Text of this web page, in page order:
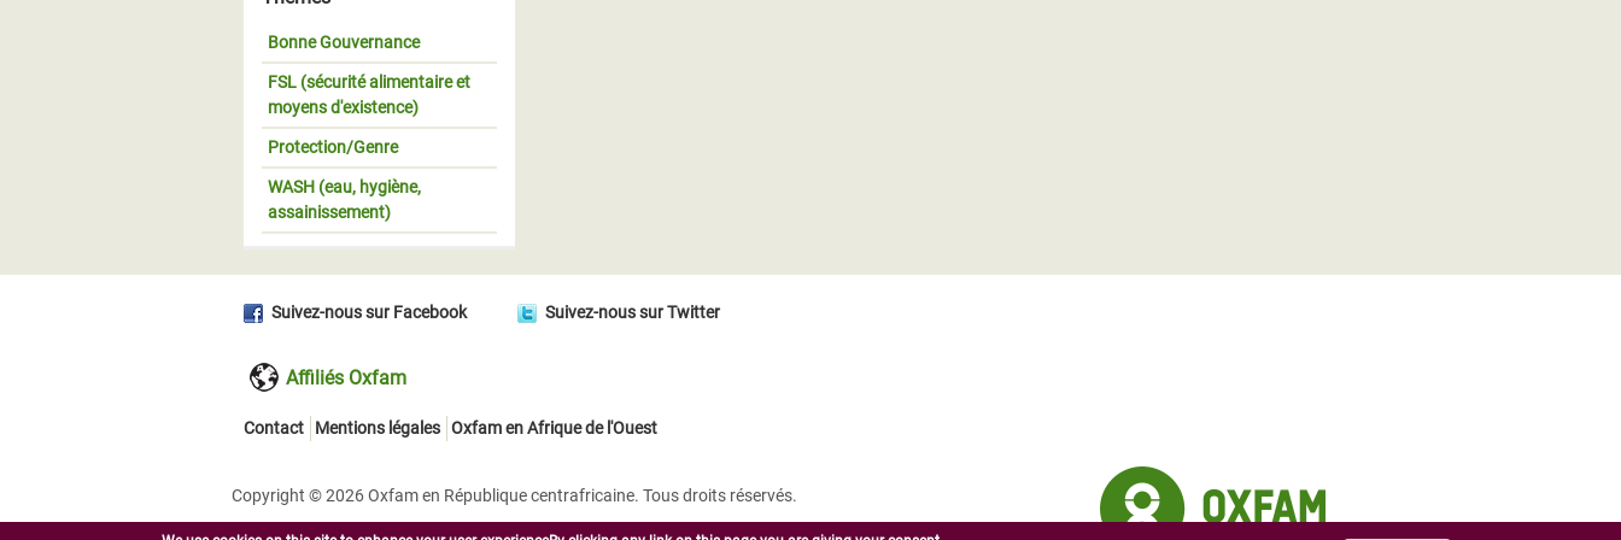
Bonne Gouvernance
FSL (sécurité alimentaire et
moyens d'existence)
Protection/Genre
WASH (eau, hygiène,
assainissement)
Suivez-nous sur Facebook Suivez-nous sur Twitter
Affiliés Oxfam
Contact Mentions légales Oxfam en Afrique de l'Ouest
Copyright © 2026 Oxfam en République centrafricaine. Tous droits réservés.